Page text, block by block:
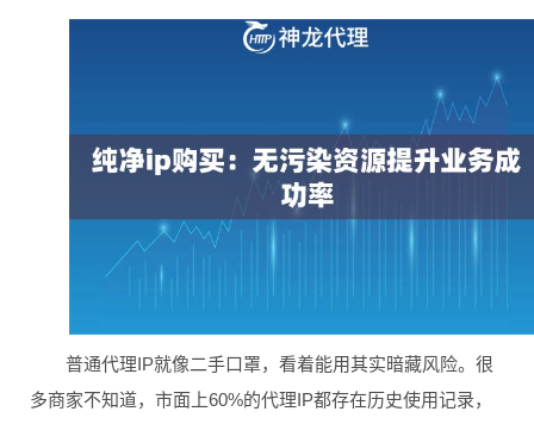
普通代理IP就像二手口罩，看着能用其实暗藏风险。很
多商家不知道，市面上60%的代理IP都存在历史使用记录，